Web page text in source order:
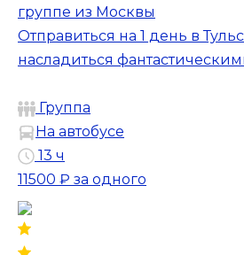
группе из Москвы
Отправиться на 1 день в
насладиться
Группа
На автобусе
13 ч
11500 ₽ за одного